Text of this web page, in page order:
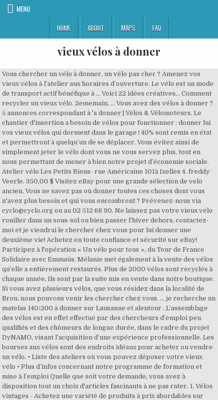
MENU
HOME
ABOUT MAPS FAQ
vieux vélos à donner
Vous chercher un vélo à donner, un vélo pas cher ? Amenez vos vieux vélos à l’atelier aux horaires d’ouverture. Le vélo est un mode de transport actif bénéfique à … Voici 22 idées créatives… Comment recycler un vieux vélo. 2ememain. … Vous avez des vélos à donner ? 5 annonces correspondant à 'a donner | Vélos & Vélomoteurs. Le chantier d'insertion a besoin de vélos pour fonctionner : donner lui vos vieux vélos qui dorment dans le garage ! 40% sont remis en état et permettront à quelqu’un de se déplacer. Vous évitez ainsi de simplement jeter le vélo dont vous ne vous servez plus, tout en nous permettant de mener à bien notre projet d’économie sociale. Atelier vélo Les Petits Riens- rue Américaine 101à Ixelles 4. freddy Veerle. 350,00 $ Visitez eBay pour une grande sélection de velo ancien. Vous ne savez pas où donner toutes ces choses dont vous n'avez plus besoin et qui vous encombrent ? Prévenez-nous via cyclo@cyclo.org ou au 02 512 68 90. Ne laissez pas votre vieux vélo rouiller dans un sous-sol ou bien passer l'hiver dehors, contactez-moi et je viendrai le chercher chez vous pour lui donner une deuxième vie! Achetez en toute confiance et sécurité sur eBay! Participez à l'opération « Un vélo pour tous », du Tour de France Solidaire avec Emmaüs. Mélanie met également à la vente des vélos qu’elle a entièrement restaurés. Plus de 2000 vélos sont recyclés à chaque année, Ils sont par la suite mis en vente dans notre boutique. Si vous avez plusieurs vélos, que vous résidez dans la localité de Bron, nous pouvons venir les chercher chez vous. ... je recherche un matelas 140/200 à donner sur Lausanne et alentour . L’assemblage des vélos est en effet effectué par des chercheurs d’emploi peu qualifiés et des chômeurs de longue durée, dans le cadre du projet DyNAMO, visant l’acquisition d’une expérience professionnelle. Les bourses aux vélos sont des endroits idéaux pour acheter ou vendre un vélo. • Liste des ateliers où vous pouvez déposer votre vieux vélo • Plus d’infos concernant notre programme de formation et mise à l’emploi Quelle que soit votre demande, vous avez à disposition tout un choix d'articles fascinants à ne pas rater. 1. Vélos vintages - Achetez une variété de produits à prix abordables sur eBay. Il sera entièrement remis à neuf dans le cadre de notre programme de remise à l'emploi et toutes les pièces recyclables seront conservées et réutilisées. Si vous ne pouvez pas vous déplacer pour nous les déposer, contactez nous au 07 69 02 07 81, 1300 adhérents (+ de 4000 depuis les débuts de l’asso). Le site toutdonner.com s'adresse à toutes les personnes qui souhaitent se débarrasser de vieux objets ou les personnes qui souhaitent en récupérer en faisant de la récupe. ; Nous acceptons les vélos ainsi que des pièces, accessoires et outils. Je récupere même vos épaves. 10 vélos anciens pour hommes et femmes en vente des années 50 aux années 70 à partir de 100 euros sur l'article 0475643613. Nous récupérons auprès de tous (déchetteries de l’agglo avec qui nous avons un partenariat, syndic d’immeubles, particuliers…) les vieux vélos dont vous ne voulez plus. Cela pose donc quelques problèmes en matière d’écologieet d’environnement même s’il est moindre comparer à d’autres déchets que l’hommeproduit chaque année contre l’environnement. Il peut être réparé puis revendu ou encore distribué à des personnes dans le besoin. Offrez-lui une seconde vie en le déposant dans un atelier CyCLO. Voici un recyclage créatif très sympa! Parfois ce sont des personnes qui l’appellent directement pour lui donner de vieux vélos destinés à la déchetterie et qui … L’HeureuxCyclage.be, le réseau des ateliers vélo en Wallonie 2. Les haut-parleur et autre matos sont aussi bienvenus. Notez que: Une contribution de 20 $ par vélo est demandée afin de couvrir une partie des frais inhérents à la revalorisation de votre vélo. • Liste des ateliers où vous pouvez déposer votre vieux vélo• Plus d’infos concernant notre programme de formation et mise à l’emploi, Website: Variable (design & développement) + Bien à vous (développement), Liste des ateliers où vous pouvez déposer votre vieux vélo, Plus d’infos concernant notre programme de formation et mise à l’emploi. A quoi servent les vélos récupérés ? – Démontés. Vous voulez devenir collecteur-ambassadeur pour Cycles & Go ? Voir la fiche de l'acteur. Amusez-vous bien et bonne récup… Si vous avez en stock 3 vélos ou plus à donner, nous nous déplaçons chez vous pour venir les chercher. Amenez vos vieux vélos à l’atelier aux horaires d’ouverture. Le véloreste, avec la marche, le moyen de locomotion le plus écologique. CyCLO- rue de Flandre 85 à Bruxelles 3. De nombreux acheteurs y sont présents très souvent dès l’ouverture pour ne pas passer à côté de belles affaires. Les modèles plus vieux sont bien entendu légendaires et très prisés. Les pièces détachées seront réutilisées et les matériaux seront recyclés. Pour trouver ses châssis, elle fouine sur internet et dans les brocantes. Certains ateliers remettent en état de vieux vélo qu'il renvendent à prix démocratique. Vélos - Vélomoteurs (2) Voitures (1) Vêtements & accessoires (11 ... Bonjour, Je cherche à adopter des disques et un tourne-disque.... et vieux ampli... même à tube. Il recycle la moindre pièce métallique pour donner vie à des vélos insolites. Traditionnellement le changement de vitesse sur un vélo vintage n'est pas fixé au guidon mais sur le cadre. Comment recycler un vieux vélo! Un vieux vélo bien réparé peut s’avérer fort pratique pour les déplacements en ville sans risque de vol. Achetez en toute sécurité et au meilleur prix sur eBay, la livraison est rapide. Un petit vélo dans la tête- Atelier Saint-Bruno : Fermé à cet instant. Pour assembler ces vélos d’occasion de qualité, nous sommes toujours à la recherche de matières premières : votre vieux vélo est plus que bienvenu! Si vous avez des vieux vélos à donner qui sont en bon état ou en très mauvais état, je suis preneur. Enlèvement. Il y a plein de bonnes raisons de restaurer un vieux vélo. Je récupere même vos épaves. C’est ce que propose SOS Vélo, une entreprise qui encourage non seulement le recyclage des vieux vélos, mais donne aussi une chance à un premier emploi. Un vieux vélo dort dans votre cave ou dans celle d’un ami? Cycles&Go. – Remis en état puis remis en circulation Cela peut aussi s’expliquer par la valeur sentimentale, vous pouvez avoir récupéré un vélo par un membre de votre entourage. Il s’agit de récupérer de vieux vélos, pas forcément en état de marche, remis ensuite à la fondation Emmaüs, qui reçoit 30 € par vélo, pour les réparer et en faire bénéficier des personnes démunies, des enfants notamment via le Secours populaire. Roule & Co c’est aussi le recyclage. Récupérer les éléments de votre vieux vélo et créer des objets de déco pour votre maison… Laissez-nous vous inspirer avec ces 20 idées! Veerle 2 janv.. '21. Il est temps de penser qu’une carrière hyperactive attend votre vieux complice à deux roues quelque part en Isère. Prévenez-nous via cyclo@cyclo.org ou au 02 512 68 90. ‍‍‍ Pour rappel, la Ville de Dieppe a lancé un nouveau projet participatif : "Scénographie de vélos" qui a pour but de récupérer vos vieux vélos afin de leur en redonner une seconde vie, de les customiser et de les exposer ensuite. Si vous avez des vieux vélos à donner qui sont en bon état ou en très mauvais état, je suis preneur. Vous avez un vieux vélo à la cave dont vous ne savez plus quoi faire ? Ce sont, pour la plupart, des passionnés de vélo qui n’hésiteront pas à mettre le prix s’ils trouvent la perle rare. Il est donc beaucoupplus intéressant de recycler … Donner ou récupérer tout ce que vous voulez et c'est gratuit ! Aide et Info; ... cherche vieux velo meme en mauvais etat a donner. L'objectif est de collecter 5 000 vieux vélos à chaque ville-étape du Tour de France 2020. Une référence dans le monde du custom bike. Donner son vélo plutôt que le vendre d'occasion pour 3 fois rien, fera vraiment un heureux. Faire une offre 2 janv.. '21. Tout d’abord, remettre à neuf son ancien vélo permet d’éviter d’en racheter un, ça peut donc être une solution économique et écologique. Objectif : donner une seconde vie aux vieux vélos. Pour participer à cette filière de réemploi des vélos, il existe plusieurs solutions : Vous pouvez nous déposer vos vieux vélos à l’atelier sur les plages horaire d’ouverture . En échange, nous vous remettons un reçu pour fins de l’impôt de la valeur marchande du vélo ET de votre contribution en argent. e s d’acquérir un moyen de transport à moindre coût : les vélos sont vendus en moyenne 54 euros. Les caves, les parkings et les cours d’immeuble de nos villes regorgent de vélos auxquels nos ateliers tentent de donner une nouvelle vie. Les plus récents permettent de s'équiper sans se ruiner. Toute l’année, nous récupérons des vélos et des pièces détachées. Si vous avez en stock 3 vélos ou plus à donner, nous nous déplaçons chez vous pour venir les chercher. En donnant les objets que vous n'utilisez plus vous leurs donner une seconde vie et en plus c'est écologique. Sur 1 année Roule & Co récupère environ 1000 vélos. Dernière mise à jour le 19/04/2019. D’abord, assurez-vous que vous n’en avez vraiment plus besoin. Humour Vélo Vélo Insolite Velo Triporteur Vieux Vélo Velo Voyage Vélos Anciens Voyage À Vélo Balades À Vélo Faire Du Vélo vieux vélos à vendre. Horaires : Du lundi au vendredi de 10h à 12h et de 13h à 18h Ne laissez pas votre vieux vélo rouiller dans un sous-sol ou bien passer l'hiver dehors, contactez-moi et je viendrai le chercher chez vous pour lui donner une deuxième vie! Economisez avec notre option de livraison gratuite. Sur 1 année Roule & Co récupère environ 1000 vélos. Velosofiets- avenue Zaman 18 à Forest 5. les Ateliers de la rue Vootpropose… S’il est encore possible de lui donner une seconde vie, le vélo est entièrement remis en état par les mécanos de l’atelier pour être vendu, ce qui permet à nos adhérent. Loire Forez Agglomération vient